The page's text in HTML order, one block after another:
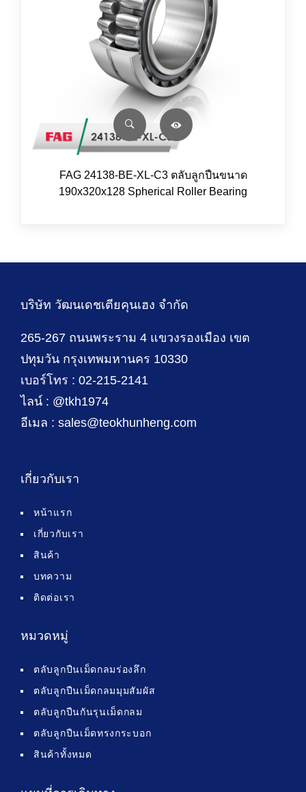
FAG 24138-BE-XL-C3 ตลับลูกปืนขนาด
190x320x128 Spherical Roller Bearing
บริษัท วัฒนเดชเตียคุนเฮง จำกัด
265-267 ถนนพระราม 4 แขวงรองเมือง เขต
ปทุมวัน กรุงเทพมหานคร 10330
เบอร์โทร : 02-215-2141
ไลน์ : @tkh1974
อีเมล : sales@teokhunheng.com
เกี่ยวกับเรา
หน้าแรก
เกี่ยวกับเรา
สินค้า
บทความ
ติดต่อเรา
หมวดหมู่
ตลับลูกปืนเม็ดกลมร่องลึก
ตลับลูกปืนเม็ดกลมมุมสัมผัส
ตลับลูกปืนกันรุนเม็ดกลม
ตลับลูกปืนเม็ดทรงกระบอก
สินค้าทั้งหมด